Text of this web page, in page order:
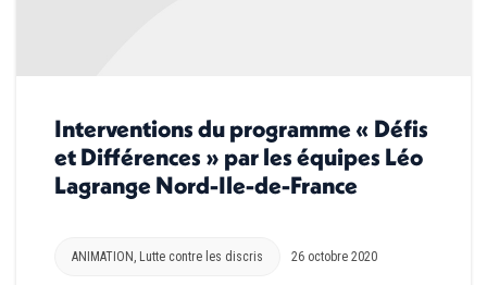
Interventions du programme « Défis
et Différences » par les équipes Léo
Lagrange Nord-Ile-de-France
ANIMATION , Lutte contre les discris 26 octobre 2020